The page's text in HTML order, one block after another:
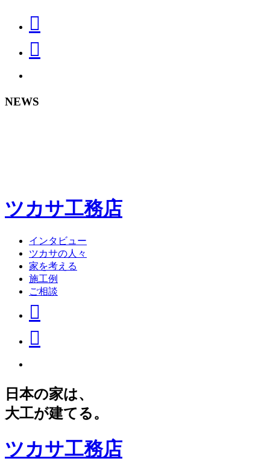
NEWS
ツカサ工務店
インタビュー
ツカサの人々
家を考える
施工例
ご相談
日本の家は、
大工が建てる。
ツカサ工務店